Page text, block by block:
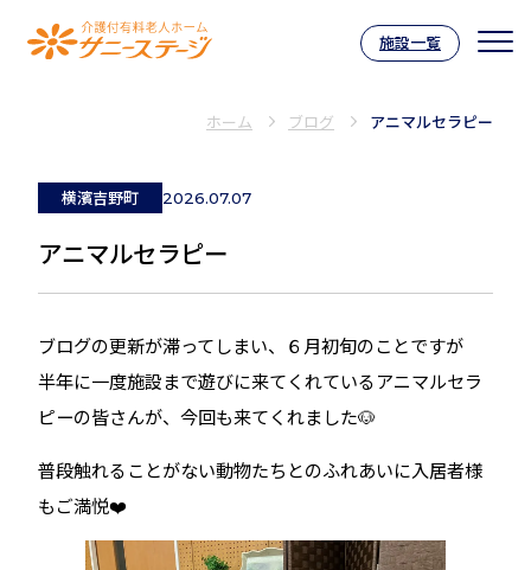
介護付有料老人ホーム サニーステー
施設一覧
ホーム ブログ アニマルセラピー
横濱吉野町 2026.07.07
アニマルセラピー
ブログの更新が滞ってしまい、６月初旬のことですが
半年に一度施設まで遊びに来てくれているアニマルセラ
ピーの皆さんが、今回も来てくれました🐶
普段触れることがない動物たちとのふれあいに入居者様
もご満悦❤️